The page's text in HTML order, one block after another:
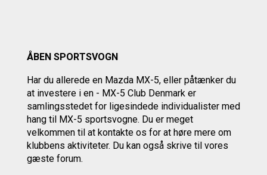
ÅBEN SPORTSVOGN
Har du allerede en Mazda MX-5, eller påtænker du
at investere i en - MX-5 Club Denmark er
samlingsstedet for ligesindede individualister med
hang til MX-5 sportsvogne. Du er meget
velkommen til at kontakte os for at høre mere om
klubbens aktiviteter. Du kan også skrive til vores
gæste forum.